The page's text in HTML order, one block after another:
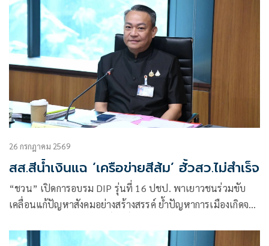
26 กรกฎาคม 2569
สส.สีนํ้าเงินแฉ ‘เครือข่ายสีส้ม’ ฮั้วสว.ไม่สำเร็จ
“ชวน” เปิดการอบรม DIP รุ่นที่ 16 ปชป. พาเยาวชนร่วมขับ
เคลื่อนแก้ปัญหาสังคมอย่างสร้างสรรค์ ย้ำปัญหาการเมืองเกิดจาก